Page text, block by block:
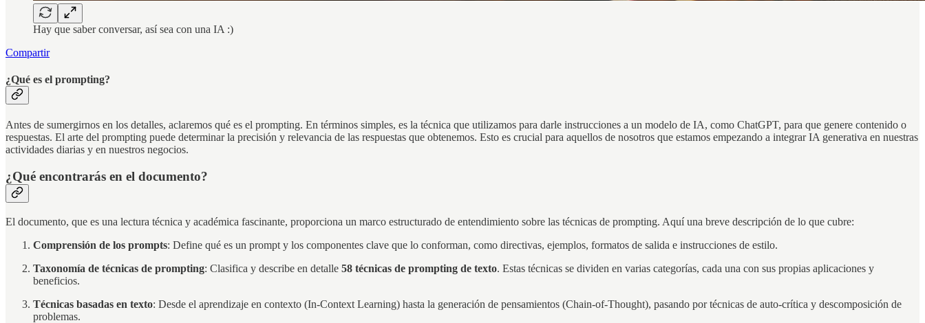
Hay que saber conversar, así sea con una IA :)
Compartir
¿Qué es el prompting?
Antes de sumergirnos en los detalles, aclaremos qué es el prompting. En términos simples, es la técnica que utilizamos para darle instrucciones a un modelo de IA, como ChatGPT, para que genere contenido o
respuestas. El arte del prompting puede determinar la precisión y relevancia de las respuestas que obtenemos. Esto es crucial para aquellos de nosotros que estamos empezando a integrar IA generativa en nuestras
actividades diarias y en nuestros negocios.
¿Qué encontrarás en el documento?
El documento, que es una lectura técnica y académica fascinante, proporciona un marco estructurado de entendimiento sobre las técnicas de prompting. Aquí una breve descripción de lo que cubre:
Comprensión de los prompts: Define qué es un prompt y los componentes clave que lo conforman, como directivas, ejemplos, formatos de salida e instrucciones de estilo.
Taxonomía de técnicas de prompting: Clasifica y describe en detalle 58 técnicas de prompting de texto. Estas técnicas se dividen en varias categorías, cada una con sus propias aplicaciones y
beneficios.
Técnicas basadas en texto: Desde el aprendizaje en contexto (In-Context Learning) hasta la generación de pensamientos (Chain-of-Thought), pasando por técnicas de auto-crítica y descomposición de
problemas.